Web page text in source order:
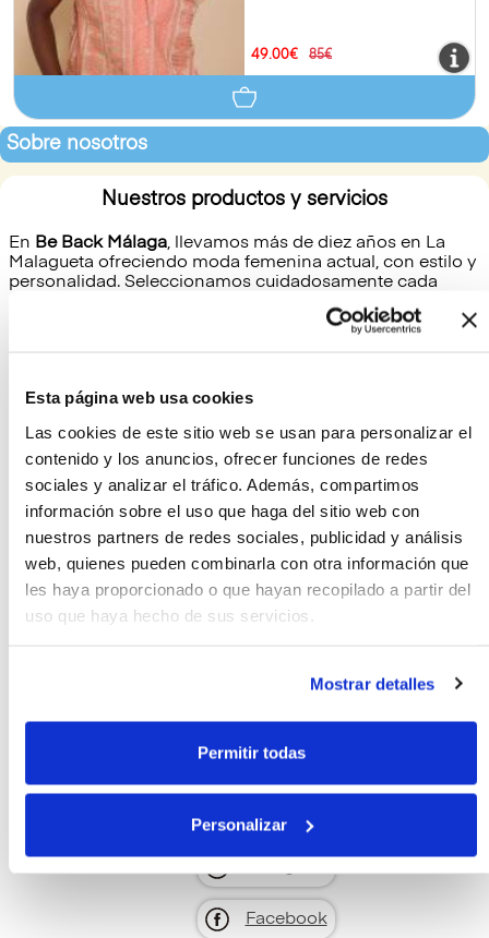
Esta página web usa cookies
Las cookies de este sitio web se usan para personalizar el
contenido y los anuncios, ofrecer funciones de redes
sociales y analizar el tráfico. Además, compartimos
información sobre el uso que haga del sitio web con
nuestros partners de redes sociales, publicidad y análisis
web, quienes pueden combinarla con otra información que
les haya proporcionado o que hayan recopilado a partir del
uso que haya hecho de sus servicios.
Mostrar detalles
Permitir todas
Personalizar
49.00€ 85€
Sobre nosotros
Nuestros productos y servicios
En Be Back Málaga, llevamos más de diez años en La
Malagueta ofreciendo moda femenina actual, con estilo y
personalidad. Seleccionamos cuidadosamente cada
últimas tendencias y primeras marcas nacionales e
elegantes para ocasiones especiales, además de
es cercano y personalizado: te asesoramos para que
encuentres lo que mejor se adapta a ti, a tu estilo y a tu
ritmo de vida.
En BE BACK by Kika, cuidamos cada detalle para que tu
experiencia de compra sea única. Visítanos y descubre
Contacta con nosotros
Web
Whatsapp
Facebook